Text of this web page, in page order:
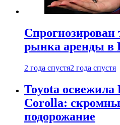
Спрогнозирован
рынка аренды в
2 года спустя2 года спустя
Toyota освежила
Corolla:
подорожание